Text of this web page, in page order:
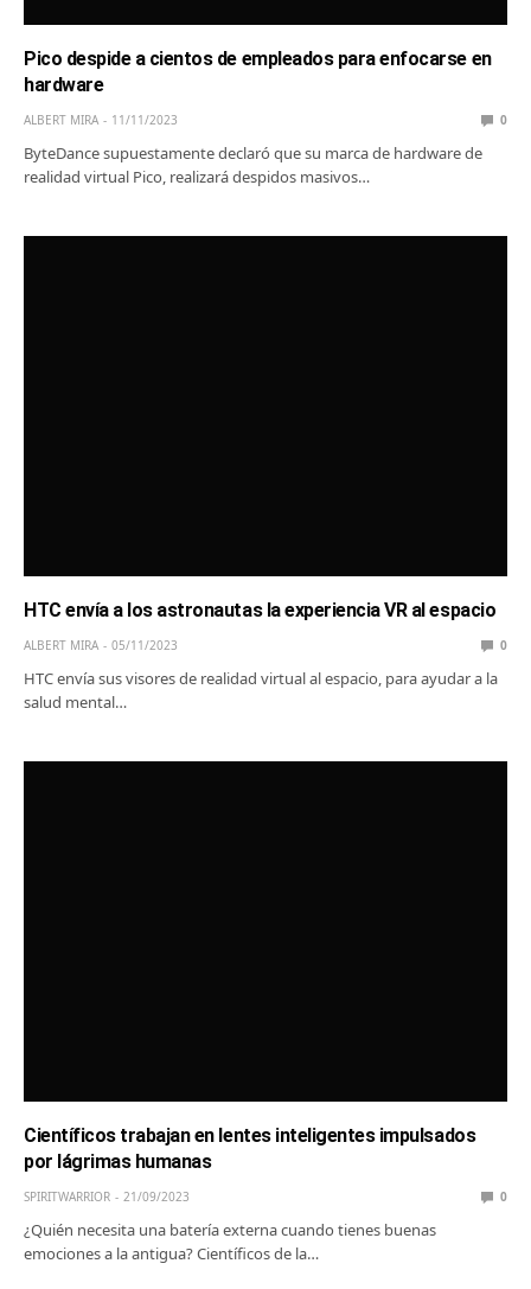
Pico despide a cientos de empleados para enfocarse en
hardware
ALBERT MIRA 11/11/2023 0
ByteDance supuestamente declaró que su marca de hardware de
realidad virtual Pico, realizará despidos masivos…
HTC envía a los astronautas la experiencia VR al espacio
ALBERT MIRA 05/11/2023 0
HTC envía sus visores de realidad virtual al espacio, para ayudar a la
salud mental…
Científicos trabajan en lentes inteligentes impulsados
por lágrimas humanas
SPIRITWARRIOR 21/09/2023 0
¿Quién necesita una batería externa cuando tienes buenas
emociones a la antigua? Científicos de la…